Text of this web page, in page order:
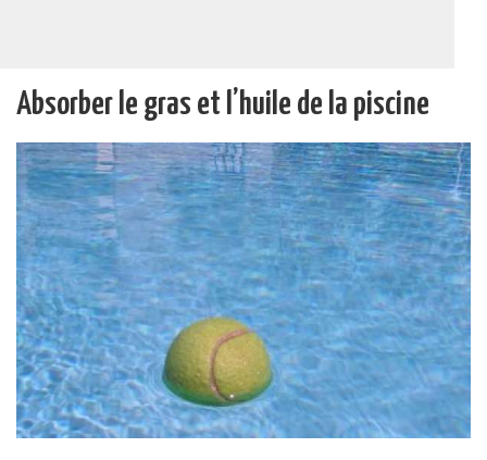
Absorber le gras et l’huile de la piscine